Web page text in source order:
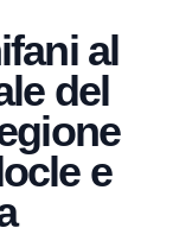
al
del
e